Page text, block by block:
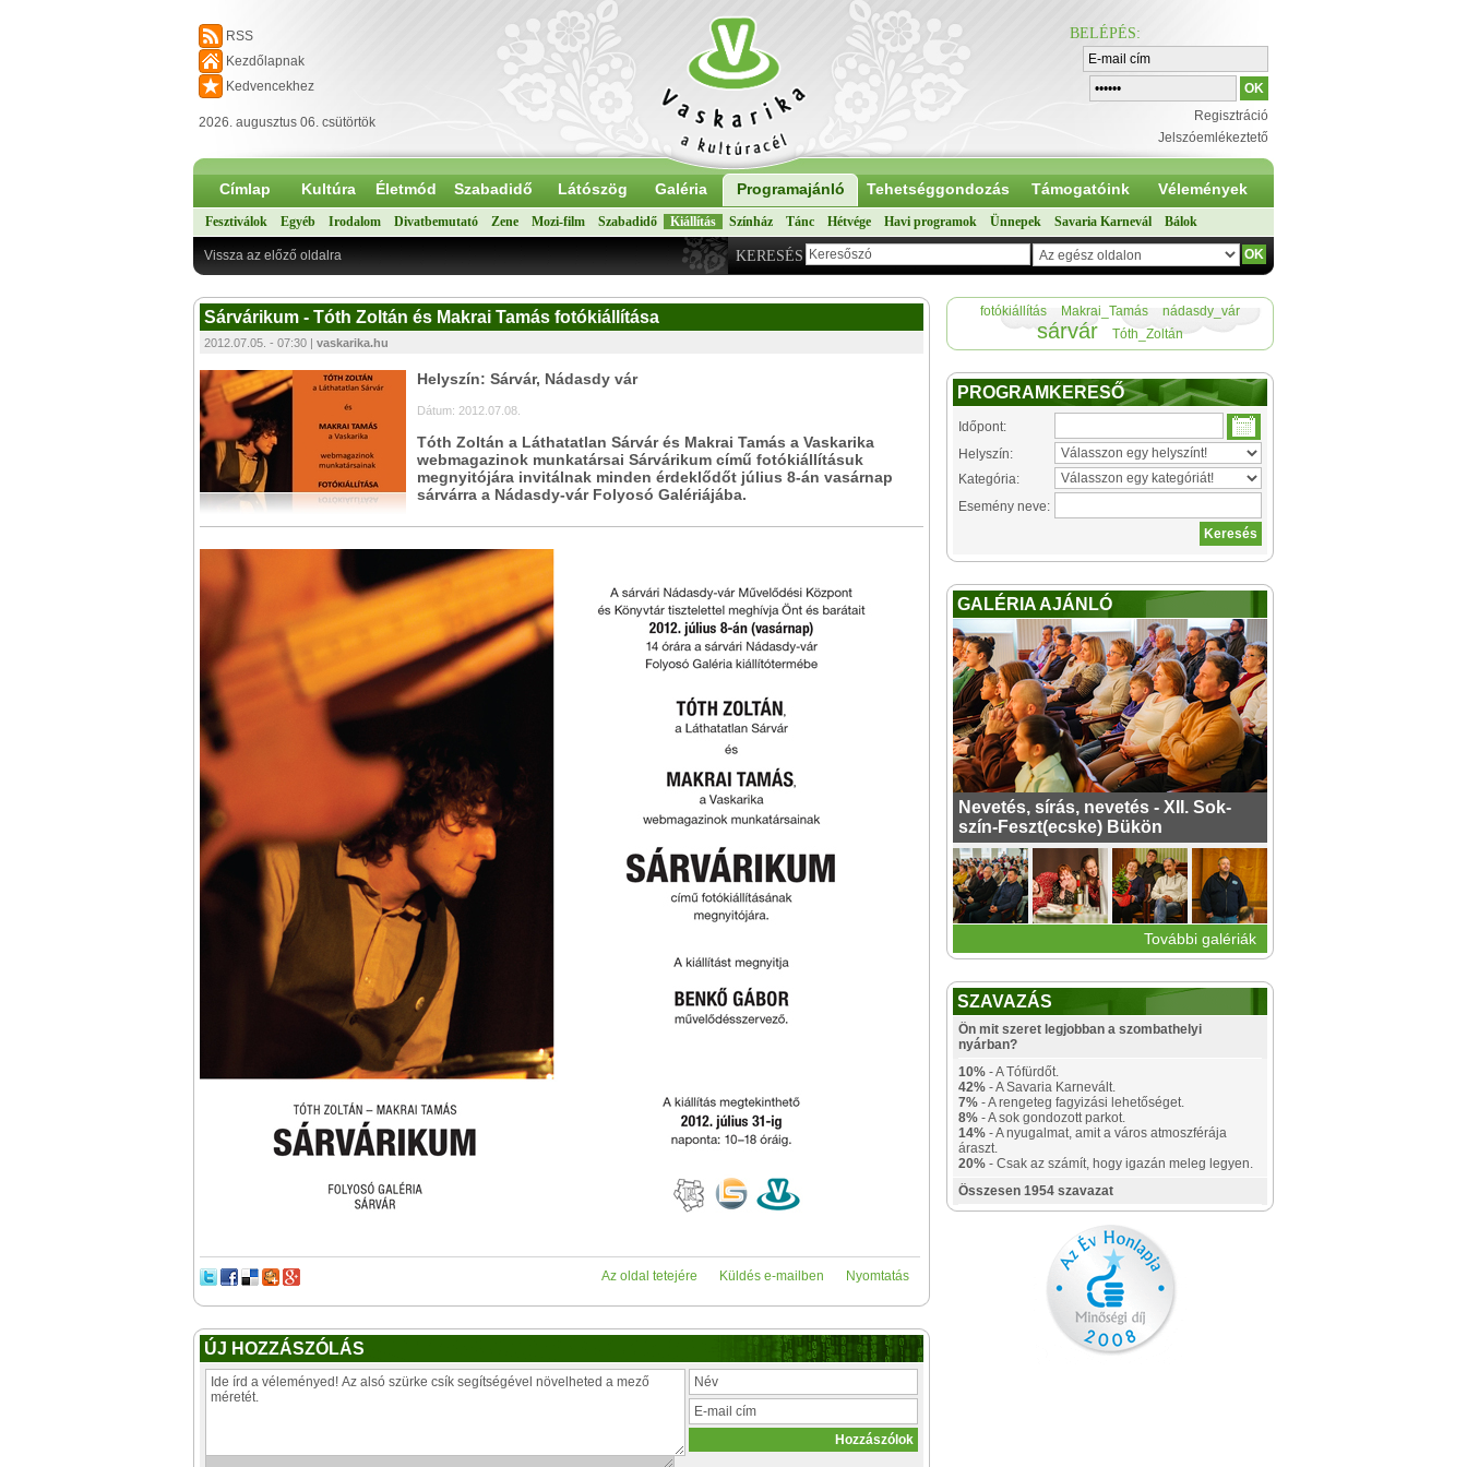
RSS
Kezdőlapnak
Kedvencekhez
2026. augusztus 06. csütörtök
BELÉPÉS:
Regisztráció
Jelszóemlékeztető
Címlap Kultúra Életmód Szabadidő Látószög Galéria Programajánló Tehetséggondozás Támogatóink Vélemények
Fesztiválok Egyéb Irodalom Divatbemutató Zene Mozi-film Szabadidő Kiállítás Színház Tánc Hétvége Havi programok Ünnepek Savaria Karnevál Bálok
KERESÉS
Vissza az előző oldalra
Sárvárikum - Tóth Zoltán és Makrai Tamás fotókiállítása
2012.07.05. - 07:30 | vaskarika.hu
Helyszín: Sárvár, Nádasdy vár
Dátum: 2012.07.08.
Tóth Zoltán a Láthatatlan Sárvár és Makrai Tamás a Vaskarika
webmagazinok munkatársai Sárvárikum című fotókiállításuk
megnyitójára invitálnak minden érdeklődőt július 8-án vasárnap
sárvárra a Nádasdy-vár Folyosó Galériájába.
Nyomtatás
Küldés e-mailben
Az oldal tetejére
ÚJ HOZZÁSZÓLÁS
fotókiállítás Makrai_Tamás nádasdy_vár
sárvár Tóth_Zoltán
PROGRAMKERESŐ
Időpont:
Helyszín:
Kategória:
Esemény neve:
GALÉRIA AJÁNLÓ
Nevetés, sírás, nevetés - XII. Sok-
szín-Feszt(ecske) Bükön
További galériák
SZAVAZÁS
Ön mit szeret legjobban a szombathelyi
nyárban?
10% - A Tófürdőt.
42% - A Savaria Karnevált.
7% - A rengeteg fagyizási lehetőséget.
8% - A sok gondozott parkot.
14% - A nyugalmat, amit a város atmoszférája
áraszt.
20% - Csak az számít, hogy igazán meleg legyen.
Összesen 1954 szavazat